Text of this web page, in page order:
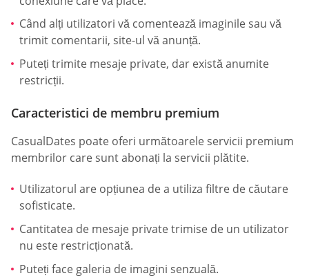
Când alți utilizatori vă comentează imaginile sau vă
trimit comentarii, site-ul vă anunță.
Puteți trimite mesaje private, dar există anumite
restricții.
Caracteristici de membru premium
СasualDates poate oferi următoarele servicii premium
membrilor care sunt abonați la servicii plătite.
Utilizatorul are opțiunea de a utiliza filtre de căutare
sofisticate.
Cantitatea de mesaje private trimise de un utilizator
nu este restricționată.
Puteți face galeria de imagini senzuală.